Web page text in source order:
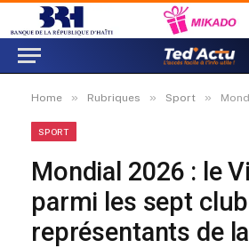
Home » Rubriques » Sport » Mondial 2026 :
SPORT
Mondial 2026 : le
parmi les sept
représentants de